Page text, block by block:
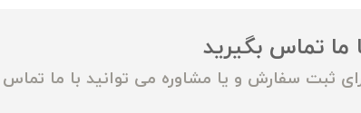
ما تماس بگیرید
ثبت سفارش و یا مشاوره می توانید با ما تماس